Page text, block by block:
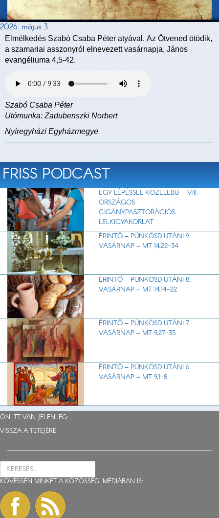
2026. május 3.
Elmélkedés Szabó Csaba Péter atyával. Az Ötvened ötödik,
a szamariai asszonyról elnevezett vasárnapja, János
evangéliuma 4,5-42.
Szabó Csaba Péter
Utómunka: Zadubenszki Norbert
Nyíregyházi Egyházmegye
FRISS PODCAST
EGY LÉPÉSSEL KÖZELEBB – VIII.
ORSZÁGOS
CIGÁNYPASZTORÁCIÓS
LELKIGYAKORLAT
ÉRINTŐ – PÜNKÖSD UTÁNI 9.
VASÁRNAP – MT 14,22-34
ÉRINTŐ – PÜNKÖSD UTÁNI 8.
VASÁRNAP – MT 14,14-22
ÉRINTŐ – PÜNKÖSD UTÁNI 7.
VASÁRNAP – MT 9,27-35
ÉRINTŐ – PÜNKÖSD UTÁNI 6.
VASÁRNAP – MT 9,1-8
ÖN ITT VAN JELENLEG:
VISSZA A TETEJÉRE
KÖVESSEN MINKET A KÖZÖSSÉGI MÉDIÁBAN IS: